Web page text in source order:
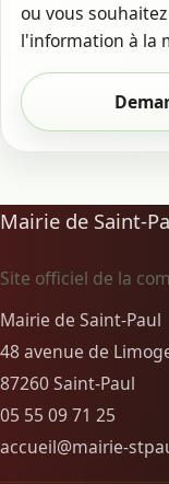
ou vous
l'information à la
Mairie de Saint-
Site officiel de la
Mairie de Saint-Paul
48 avenue de
87260 Saint-Paul
05 55 09 71 25
accueil@mairie-